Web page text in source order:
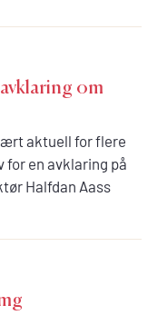
om
aktuell for flere
for en avklaring på
Halfdan Aass